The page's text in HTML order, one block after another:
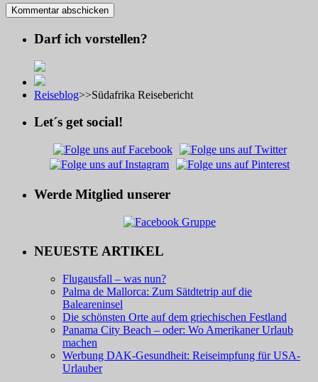
Darf ich vorstellen?
Reiseblog>>Südafrika Reisebericht
Let´s get social!
Werde Mitglied unserer
NEUESTE ARTIKEL
Flugausfall – was nun?
Palma de Mallorca: Zum Sätdtetrip auf die
Baleareninsel
Die schönsten Orte auf dem griechischen Festland
Panama City Beach – oder: Wo Amerikaner Urlaub
machen
Werbung DAK-Gesundheit: Reiseimpfung für USA-
Urlauber